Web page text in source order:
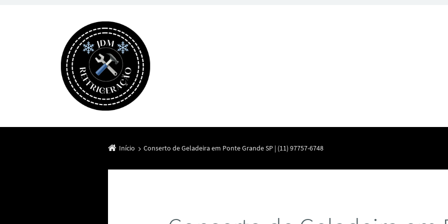
Início Conserto de Geladeira em Ponte Grande SP | (11) 97757-6748